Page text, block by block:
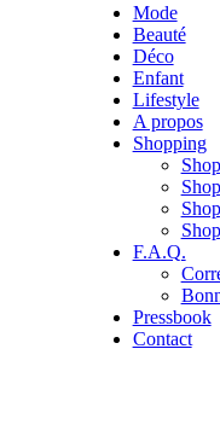
Mode
Beauté
Déco
Enfant
Lifestyle
A propos
Shopping
F.A.Q.
Pressbook
Contact